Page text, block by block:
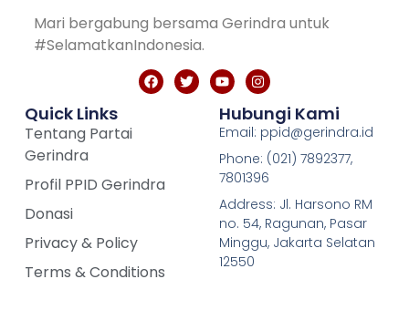
Mari bergabung bersama Gerindra untuk
#SelamatkanIndonesia.
Quick Links
Tentang Partai
Gerindra
Profil PPID Gerindra
Donasi
Privacy & Policy
Terms & Conditions
Hubungi Kami
Email: ppid@gerindra.id
Phone: (021) 7892377,
7801396
Address: Jl. Harsono RM
no. 54, Ragunan, Pasar
Minggu, Jakarta Selatan
12550